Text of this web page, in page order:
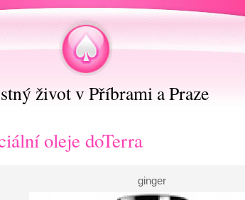
život v Příbrami a Praze
oleje doTerra
ginger